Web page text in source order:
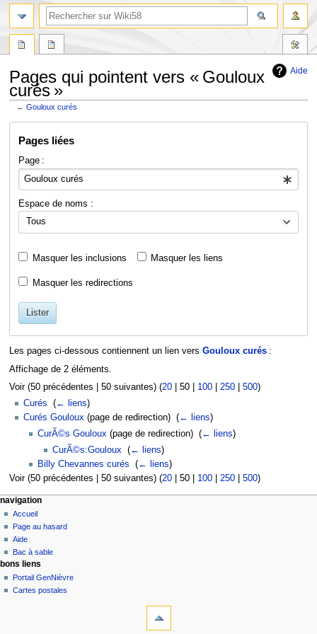
Aide
Pages qui pointent vers « Gouloux
curés »
←Gouloux curés
navigation
recherche
Pages liées
Page :
Espace de noms :
Tous
Masquer les inclusions Masquer les liens
Masquer les redirections
Lister
Les pages ci-dessous contiennent un lien vers Gouloux curés:
Affichage de 2 éléments.
Voir (50 précédentes 50 suivantes) (20| 50| 100| 250| 500)
Curés
(← liens)
Curés Gouloux (page de redirection) ‎ (← liens)
CurÃ©s Gouloux (page de redirection) ‎(← liens)
CurÃ©s:Gouloux
(← liens)
Billy Chevannes curés ‎(← liens)
Voir (50 précédentes 50 suivantes) (20| 50| 100| 250| 500)
navigation
Accueil
Page au hasard
Aide
Bac à sable
bons liens
Portail GenNièvre
Cartes postales